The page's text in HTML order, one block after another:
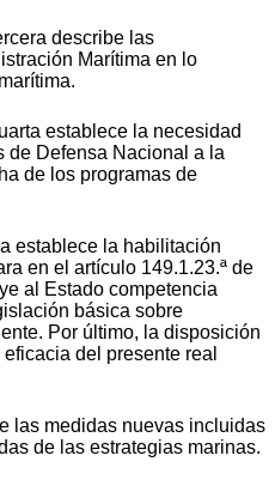
describe las
Marítima en lo
establece la necesidad
de Defensa Nacional a la
de los programas de
establece la habilitación
en el artículo 149.1.23.ª de
al Estado competencia
básica sobre
Por último, la disposición
del presente real
las medidas nuevas incluidas
de las estrategias marinas.